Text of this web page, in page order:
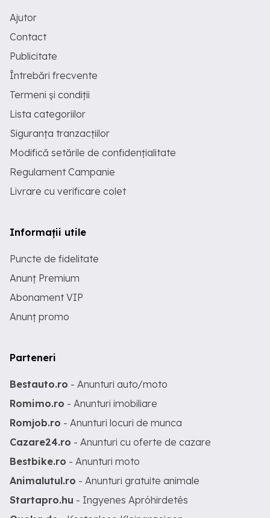
Ajutor
Contact
Publicitate
Întrebări frecvente
Termeni și condiții
Lista categoriilor
Siguranța tranzacțiilor
Modifică setările de confidențialitate
Regulament Campanie
Livrare cu verificare colet
Informații utile
Puncte de fidelitate
Anunț Premium
Abonament VIP
Anunț promo
Parteneri
Bestauto.ro - Anunturi auto/moto
Romimo.ro - Anunturi imobiliare
Romjob.ro - Anunturi locuri de munca
Cazare24.ro - Anunturi cu oferte de cazare
Bestbike.ro - Anunturi moto
Animalutul.ro - Anunturi gratuite animale
Startapro.hu - Ingyenes Apróhirdetés